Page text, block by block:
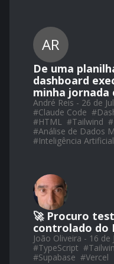
AR
De uma
dashboard
minha jornada
André Reis - 26 de
#Claude Code #
#HTML #Tailwind #
#Análise de Dados
#Inteligência
🚀 Procuro
controlado do
João Oliveira - 16 de
#TypeScript #
#Supabase #Vercel